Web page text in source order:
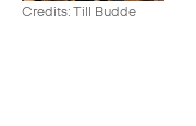
Credits: Till Budde